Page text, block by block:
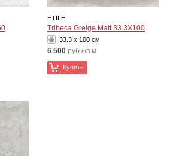
ETILE
Tribeca Greige Matt 33.3X100
33.3 x 100 см
6 500 руб./кв.м
Купить